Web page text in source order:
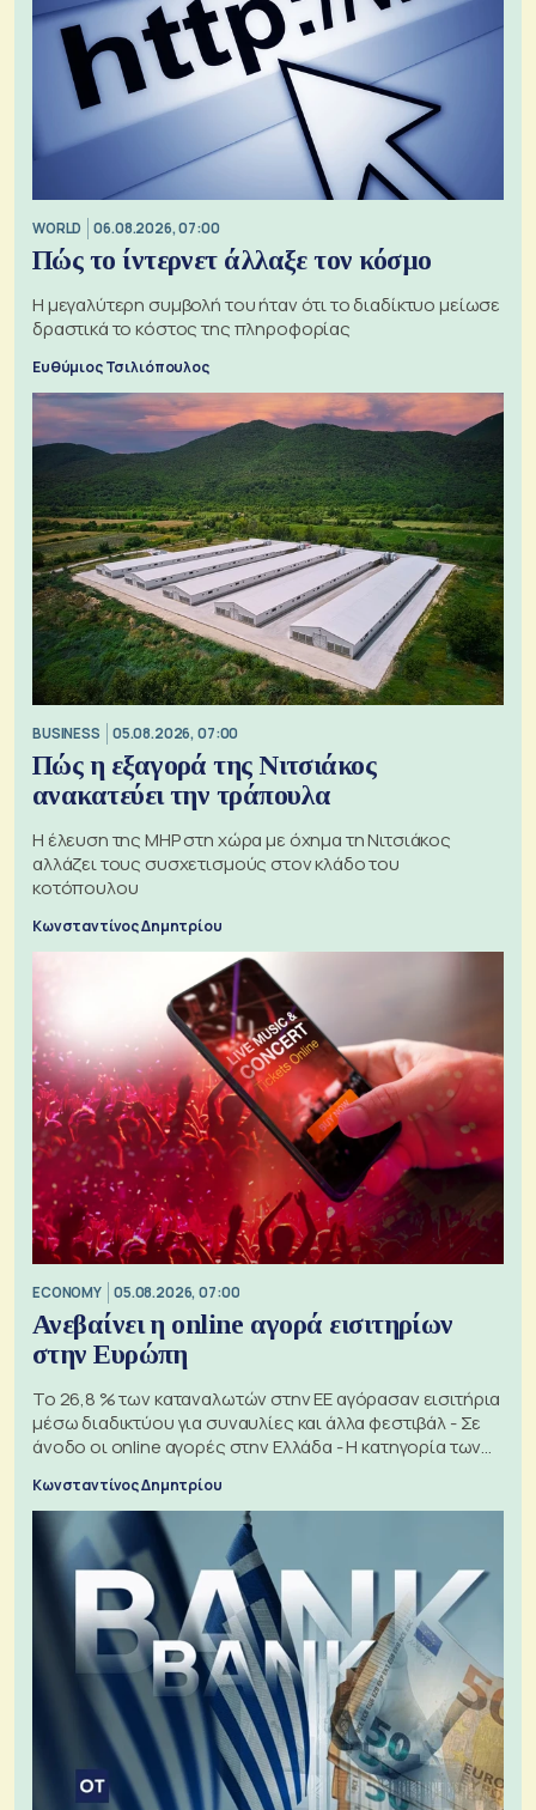
WORLD 06.08.2026, 07:00
Πώς το ίντερνετ άλλαξε τον κόσμο
Η μεγαλύτερη συμβολή του ήταν ότι το διαδίκτυο μείωσε
δραστικά το κόστος της πληροφορίας
Ευθύμιος Τσιλιόπουλος
BUSINESS 05.08.2026, 07:00
Πώς η εξαγορά της Νιτσιάκος
ανακατεύει την τράπουλα
H έλευση της MHP στη χώρα με όχημα τη Νιτσιάκος
αλλάζει τους συσχετισμούς στον κλάδο του
κοτόπουλου
Κωνσταντίνος Δημητρίου
ECONOMY 05.08.2026, 07:00
Ανεβαίνει η online αγορά εισιτηρίων
στην Ευρώπη
Το 26,8 % των καταναλωτών στην ΕΕ αγόρασαν εισιτήρια
μέσω διαδικτύου για συναυλίες και άλλα φεστιβάλ - Σε
άνοδο οι online αγορές στην Ελλάδα - Η κατηγορία των
Κωνσταντίνος Δημητρίου